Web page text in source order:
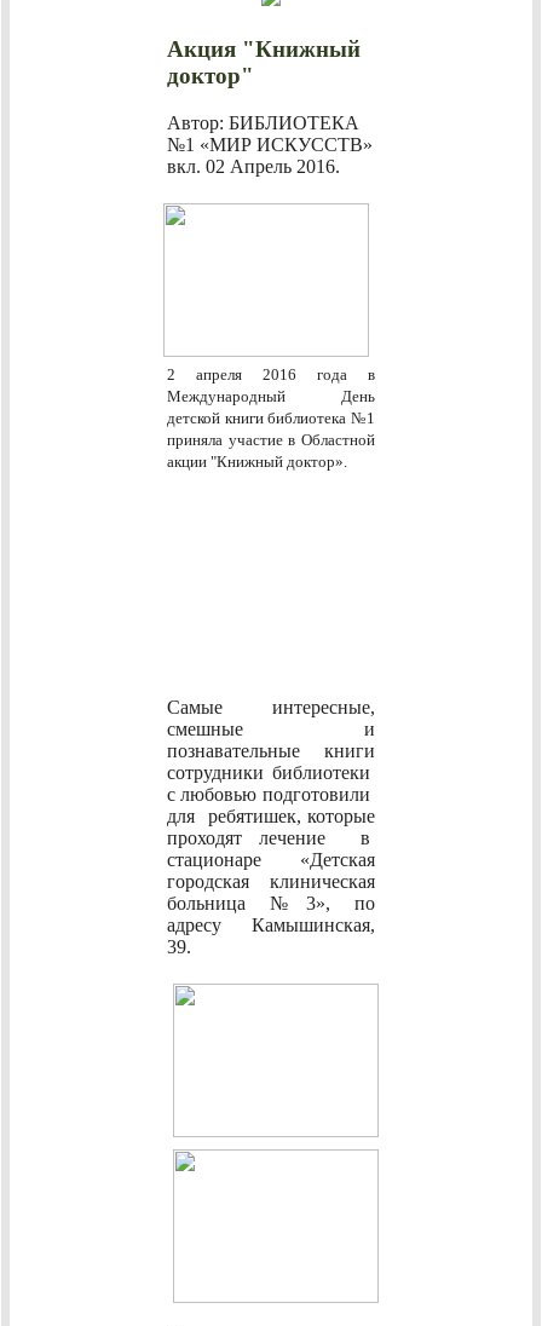
Акция "Книжный
доктор"
Автор: БИБЛИОТЕКА
№1 «МИР ИСКУССТВ»
вкл. 02 Апрель 2016.
2 апреля 2016 года в
Международный День
детской книги библиотека №1
приняла участие в Областной
акции "Книжный доктор».
Самые интересные,
смешные и
познавательные книги
сотрудники библиотеки
с любовью подготовили
для ребятишек, которые
проходят лечение в
стационаре «Детская
городская клиническая
больница №3», по
адресу Камышинская,
39.